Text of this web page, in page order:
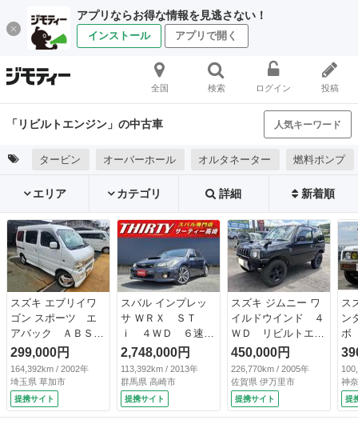
アプリならお得な情報を見逃さない！
インストール アプリで開く
全国 検索 ログイン 投稿
「リビルトエンジン」の中古車 人気キーワード
タービン オーバーホール オルタネーター 燃料ポンプ
エリア カテゴリ 詳細 新着順
スズキ エブリイワ
ゴン スポーツ エ
アバック ＡＢＳ
キーレス ５ＭＴ
ＥＴＣ 買取車 タ
イミングチェーン
リビルトエンジン載
せ替え歴有。 （検
299,000円
164,392km / 2002年
埼玉県 草加市
提携サイト
スバル インプレッ
サ ＷＲＸ ＳＴ
ｉ ４ＷＤ ６速マ
ニュアル Ｄ型リビ
ルトエンジン オー
バーホール済エンジ
ン １オーナ 禁煙
車 ブレンボキャリ
2,748,000円
113,392km / 2013年
群馬県 高崎市
提携サイト
スズキ ジムニー ワ
イルドウインド ４
ＷＤ リビルトエン
ジン リフトアッ
プ 管轄内即日 キ
ーレスエントリー
シートヒーター Ａ
Ｔ ＡＢＳ ルーフ
450,000円
226,770km / 2005年
佐賀県 伊万里市
提携サイト
ス
ン
ボ
ト
済
ー
ー
４
神
提